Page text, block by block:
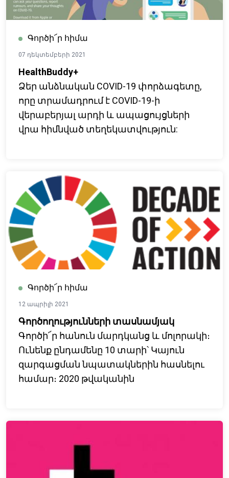
Գործի՜ր հիմա
07 դեկտեմբերի 2021
HealthBuddy+
Ձեր անձնական COVID-19 փորձագետը,
որը տրամադրում է COVID-19-ի
վերաբերյալ արդի և ապացույցների
վրա հիմնված տեղեկատվություն:
Գործի՜ր հիմա
12 ապրիլի 2021
Գործողությունների տասնամյակ
Գործի՜ր հանուն մարդկանց և մոլորակի։
Ունենք ընդամենը 10 տարի՝ Կայուն
զարգացման նպատակներին հասնելու
համար։ 2020 թվականին
պատրաստակամությունը։ Արի՜
ծրագրերով համախմբվենք հանուն